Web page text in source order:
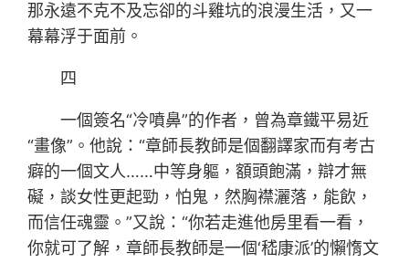
那永遠不克不及忘卻的斗雞坑的浪漫生活，又一
幕幕浮于面前。
四
一個簽名“冷噴鼻”的作者，曾為章鐵平易近
“畫像”。他說：“章師長教師是個翻譯家而有考古
癖的一個文人……中等身軀，額頭飽滿，辯才無
礙，談女性更起勁，怕鬼，然胸襟灑落，能飲，
而信任魂靈。”又說：“你若走進他房里看一看，
你就可了解，章師長教師是一個‘嵇康派’的懶惰文